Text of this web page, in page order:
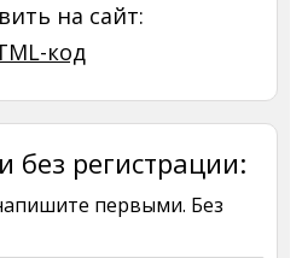
на сайт:
код
регистрации:
первыми. Без